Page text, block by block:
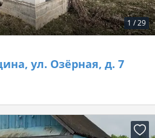
1 /29
ул. Озёрная, д. 7